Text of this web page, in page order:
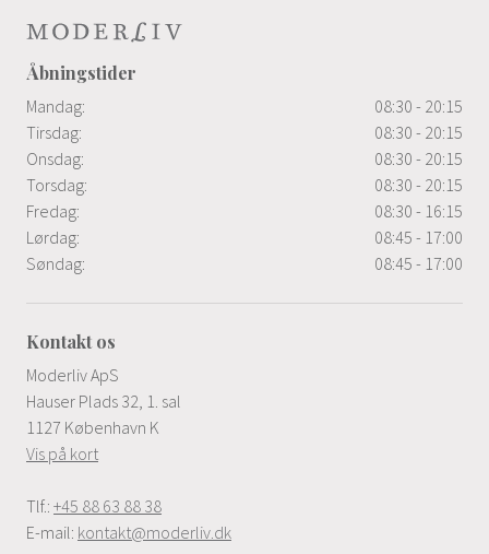
Åbningstider
Mandag:
08:30 - 20:15
Tirsdag:
08:30 - 20:15
Onsdag:
08:30 - 20:15
Torsdag:
08:30 - 20:15
Fredag:
08:30 - 16:15
Lørdag:
08:45 - 17:00
Søndag:
08:45 - 17:00
Kontakt os
Moderliv ApS
Hauser Plads 32, 1. sal
1127 København K
Vis på kort
Tlf.: +45 88 63 88 38
E-mail: kontakt@moderliv.dk